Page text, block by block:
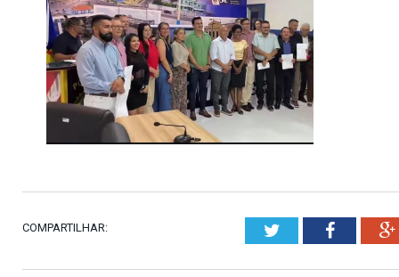
COMPARTILHAR: Twitter